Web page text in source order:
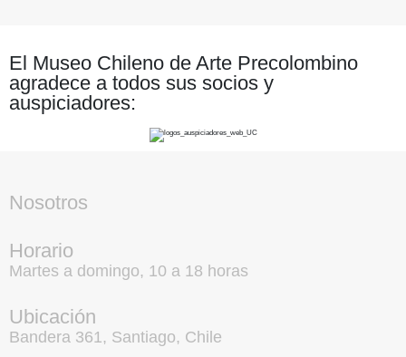
El Museo Chileno de Arte Precolombino
agradece a todos sus socios y
auspiciadores:
Nosotros
Horario
Martes a domingo, 10 a 18 horas
Ubicación
Bandera 361, Santiago, Chile